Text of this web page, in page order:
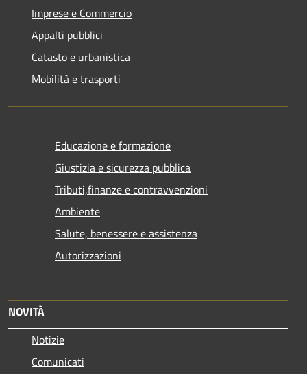
Imprese e Commercio
Appalti pubblici
Catasto e urbanistica
Mobilità e trasporti
Educazione e formazione
Giustizia e sicurezza pubblica
Tributi,finanze e contravvenzioni
Ambiente
Salute, benessere e assistenza
Autorizzazioni
NOVITÀ
Notizie
Comunicati